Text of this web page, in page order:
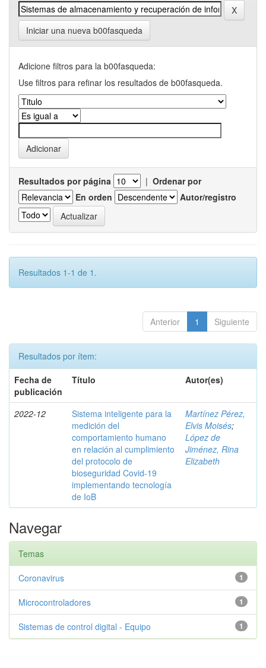
Iniciar una nueva b00fasqueda
Adicione filtros para la b00fasqueda:
Use filtros para refinar los resultados de b00fasqueda.
Resultados por página | Ordenar por
En orden
Autor/registro
Resultados 1-1 de 1.
Anterior 1 Siguiente
Resultados por ítem:
Fecha de
publicación
Título Autor(es)
2022-12
Sistema inteligente para la
medición del
comportamiento humano
en relación al cumplimiento
del protocolo de
bioseguridad Covid-19
implementando tecnología
de IoB
Martínez Pérez,
Elvis Moisés;
López de
Jiménez, Rina
Elizabeth
Navegar
Temas
1
Coronavirus
1
Microcontroladores
1
Sistemas de control digital - Equipo